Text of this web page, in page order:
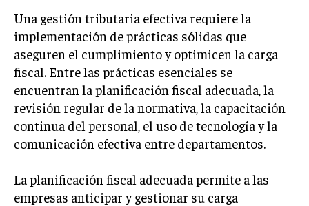
Una gestión tributaria efectiva requiere la
implementación de prácticas sólidas que
aseguren el cumplimiento y optimicen la carga
fiscal. Entre las prácticas esenciales se
encuentran la planificación fiscal adecuada, la
revisión regular de la normativa, la capacitación
continua del personal, el uso de tecnología y la
comunicación efectiva entre departamentos.
La planificación fiscal adecuada permite a las
empresas anticipar y gestionar su carga